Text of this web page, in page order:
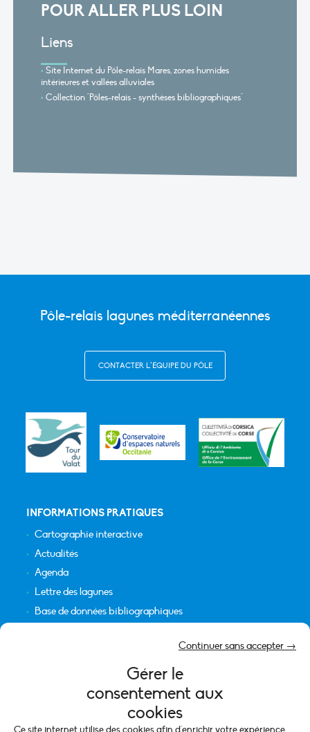
Gérer le
consentement aux
cookies
Ce site internet utilise des cookies afin d'enrichir votre expérience
Continuer sans accepter →
POUR ALLER PLUS LOIN
Liens
Site Internet du Pôle-relais Mares, zones humides
intérieures et vallées alluviales
Collection "Pôles-relais - synthèses bibliographiques"
Pôle-relais lagunes méditerranéennes
CONTACTER L’ÉQUIPE DU PÔLE
INFORMATIONS PRATIQUES
Cartographie interactive
Actualités
Agenda
Lettre des lagunes
Base de données bibliographiques
Mentions légales
Politique de cookies (UE)